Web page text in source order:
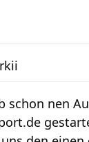
schon nen